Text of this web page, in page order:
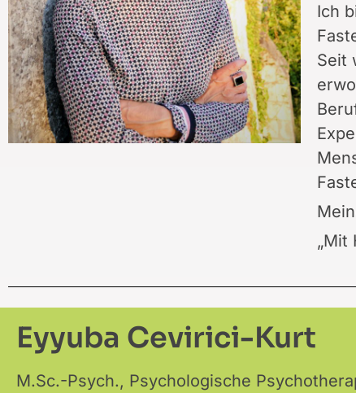
Ich
Seit
„Mit
Eyyuba Cevirici-Kurt
M.Sc.-Psych., Psychologische